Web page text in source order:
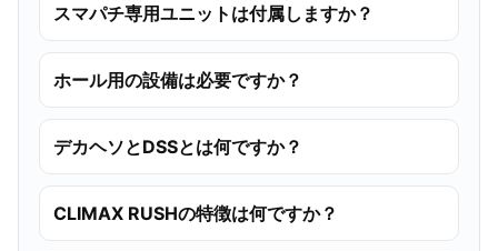
スマパチ専用ユニットは付属しますか？
ホール用の設備は必要ですか？
デカヘソとDSSとは何ですか？
CLIMAX RUSHの特徴は何ですか？